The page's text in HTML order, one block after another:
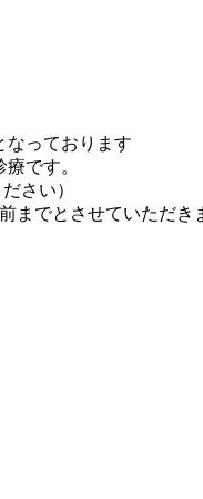
なっております
です。
さい）
までとさせていただき